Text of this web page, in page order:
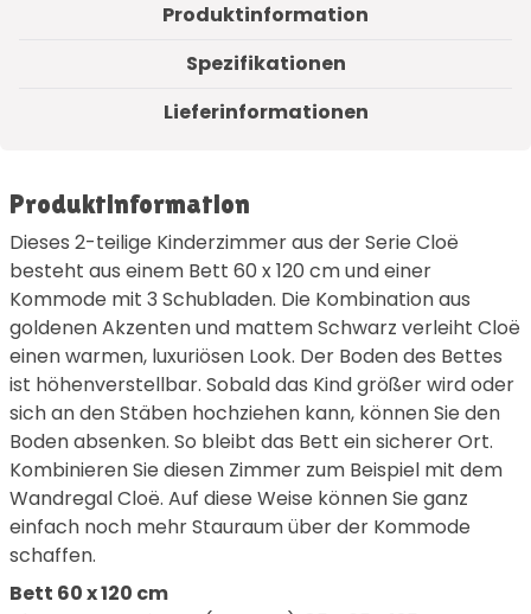
Produktinformation
Spezifikationen
Lieferinformationen
Produktinformation
Dieses 2-teilige Kinderzimmer aus der Serie Cloë
besteht aus einem Bett 60 x 120 cm und einer
Kommode mit 3 Schubladen. Die Kombination aus
goldenen Akzenten und mattem Schwarz verleiht Cloë
einen warmen, luxuriösen Look. Der Boden des Bettes
ist höhenverstellbar. Sobald das Kind größer wird oder
sich an den Stäben hochziehen kann, können Sie den
Boden absenken. So bleibt das Bett ein sicherer Ort.
Kombinieren Sie diesen Zimmer zum Beispiel mit dem
Wandregal Cloë. Auf diese Weise können Sie ganz
einfach noch mehr Stauraum über der Kommode
schaffen.
Bett 60 x 120 cm